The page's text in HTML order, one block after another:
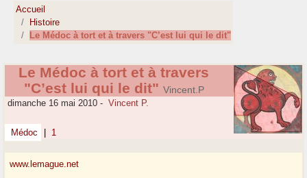
Accueil
Histoire
Le Médoc à tort et à travers "C’est lui qui le dit"
Le Médoc à tort et à travers
"C’est lui qui le dit" Vincent.P
dimanche 16 mai 2010 - Vincent P.
Médoc 1
www.lemague.net